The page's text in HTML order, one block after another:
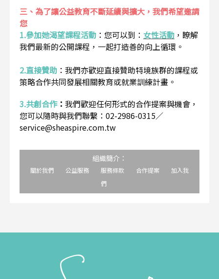
三、為了讓公益教育不斷延續與擴大，我們希望邀請
您
1.參加她渴望課程活動 ： 您可以到： 女性活動 ，瞭解
我們最新的公開課程，一起打造善的向上循環。
2.直接贊助 ： 我們亦歡迎直接贊助特境族群的課程或
策略合作共同發展相關教育或就業訓練計畫。
3.共創合作： 我們歡迎任何形式的合作提案與機會，
您可以隨時與我們聯繫：02-2986-0315／
service@sheaspire.com.tw
組織簡介：
關於我們 公益服務 服務條款 合作提案
加入我
們